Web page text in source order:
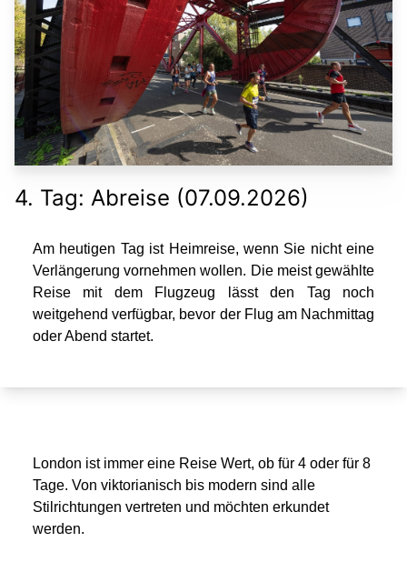
4. Tag: Abreise (07.09.2026)
Am heutigen Tag ist Heimreise, wenn Sie nicht eine
Verlängerung vornehmen wollen. Die meist gewählte
Reise mit dem Flugzeug lässt den Tag noch
weitgehend verfügbar, bevor der Flug am Nachmittag
oder Abend startet.
London ist immer eine Reise Wert, ob für 4 oder für 8
Tage. Von viktorianisch bis modern sind alle
Stilrichtungen vertreten und möchten erkundet
werden.